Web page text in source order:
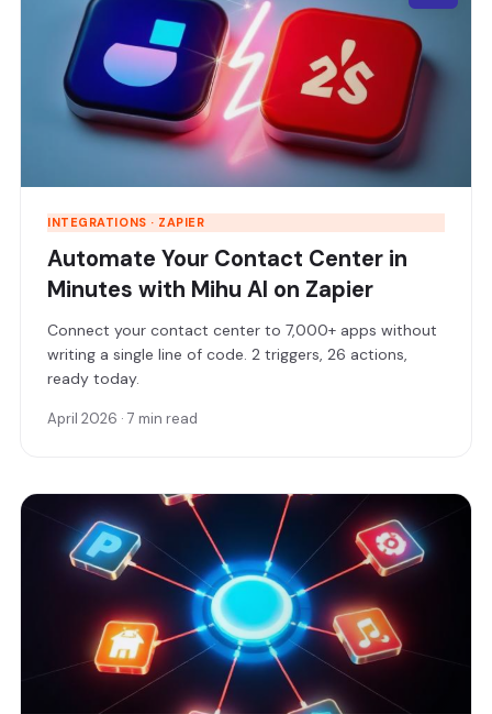
INTEGRATIONS · ZAPIER
Automate Your Contact Center in
Minutes with Mihu AI on Zapier
Connect your contact center to 7,000+ apps without
writing a single line of code. 2 triggers, 26 actions,
ready today.
April 2026 · 7 min read